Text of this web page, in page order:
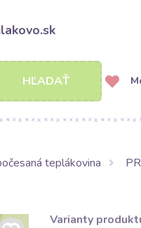
HĽADAŤ
teplákovina
Varianty